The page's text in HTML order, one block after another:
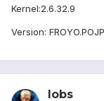
Kernel:2.6.32.9
Version:
lobs